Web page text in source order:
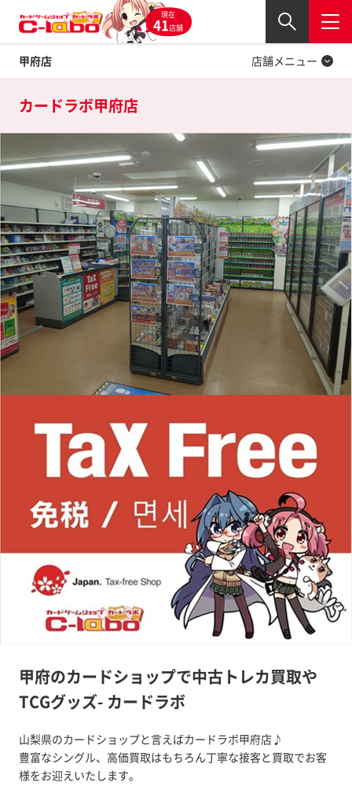
現在
41店舗
甲府店
閉じる
店舗メニュー
Twitter
カードラボ甲府店
甲府のカードショップで中古トレカ買取や
TCGグッズ- カードラボ
山梨県のカードショップと言えばカードラボ甲府店♪
豊富なシングル、高価買取はもちろん丁寧な接客と買取でお客
様をお迎えいたします。